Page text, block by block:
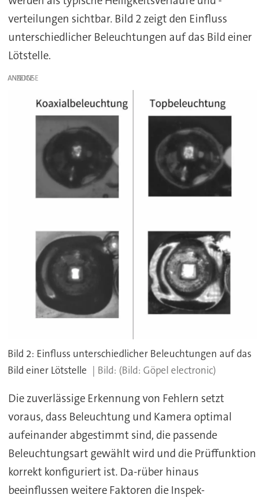
verteilungen sichtbar. Bild 2 zeigt den Einfluss
unterschiedlicher Beleuchtungen auf das Bild einer
Lötstelle.
ANZEIGE
Bild 2: Einfluss unterschiedlicher Beleuchtungen auf das
Bild einer Lötstelle
(Bild: Göpel electronic)
Die zuverlässige Erkennung von Fehlern setzt
voraus, dass Beleuchtung und Kamera optimal
aufeinander abgestimmt sind, die passende
Beleuchtungsart gewählt wird und die Prüffunktion
korrekt konfiguriert ist. Da-rüber hinaus
beeinflussen weitere Faktoren die Inspek-